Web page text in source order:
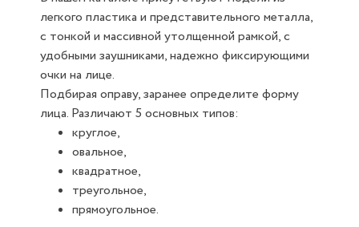
легкого пластика и представительного металла,
с тонкой и массивной утолщенной рамкой, с
удобными заушниками, надежно фиксирующими
очки на лице.
Подбирая оправу, заранее определите форму
лица. Различают 5 основных типов:
круглое,
овальное,
квадратное,
треугольное,
прямоугольное.